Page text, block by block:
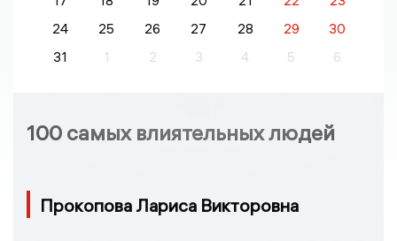
24
25 26 27 28 29
30
31
1 2 3 4 5 6
100 самых влиятельных людей
Прокопова Лариса Викторовна